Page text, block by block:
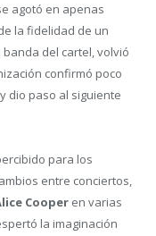
agotó en apenas
la fidelidad de un
del cartel, volvió
confirmó poco
dio paso al siguiente
para los
entre conciertos,
Cooper en varias
la imaginación